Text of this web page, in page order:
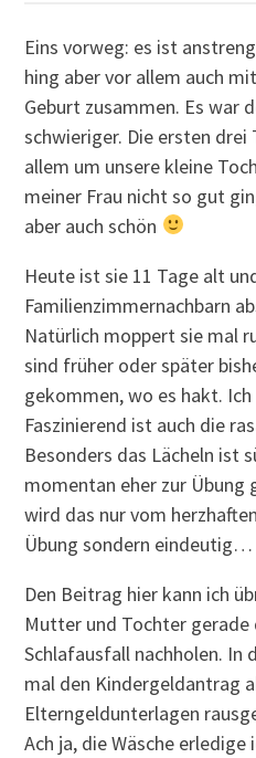
Eins vorweg: es ist
hing aber vor allem auch
Geburt zusammen. Es war
schwieriger. Die ersten drei
allem um unsere kleine
meiner Frau nicht so gut
aber auch schön
Heute ist sie 11 Tage alt
Familienzimmernachbarn
Natürlich moppert sie mal
sind früher oder später
gekommen, wo es hakt.
Faszinierend ist auch die
Besonders das Lächeln ist
momentan eher zur Übung
wird das nur vom
Übung sondern eindeutig…
Den Beitrag hier kann ich
Mutter und Tochter gerade
Schlafausfall nachholen. In
mal den Kindergeldantrag
Elterngeldunterlagen
Ach ja, die Wäsche